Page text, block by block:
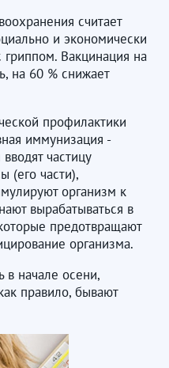
считает
и экономически
Вакцинация на
на 60 % снижает
профилактики
иммунизация -
частицу
(его части),
организм к
вырабатываться в
предотвращают
организма.
в начале осени,
правило, бывают